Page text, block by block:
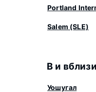
Portland
Salem (SLE)
В и
Уошугал